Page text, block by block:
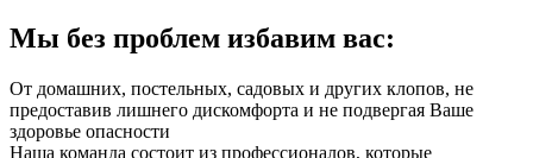
Мы без проблем избавим вас:
От домашних, постельных, садовых и других клопов, не
предоставив лишнего дискомфорта и не подвергая Ваше
здоровье опасности
Наша команда состоит из профессионалов, которые